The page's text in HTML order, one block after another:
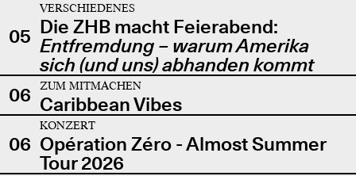
05
VERSCHIEDENES
Die ZHB macht Feierabend:
Entfremdung – warum Amerika
sich (und uns) abhanden kommt
06
ZUM MITMACHEN
Caribbean Vibes
06
KONZERT
Opération Zéro - Almost Summer
Tour 2026